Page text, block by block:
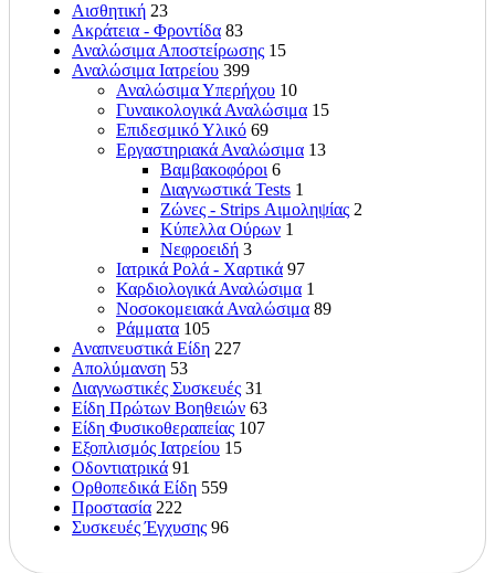
Αισθητική 23
Ακράτεια - Φροντίδα 83
Αναλώσιμα Αποστείρωσης 15
Αναλώσιμα Ιατρείου 399
Αναλώσιμα Υπερήχου 10
Γυναικολογικά Αναλώσιμα 15
Επιδεσμικό Υλικό 69
Εργαστηριακά Αναλώσιμα 13
Βαμβακοφόροι 6
Διαγνωστικά Tests 1
Ζώνες - Strips Αιμοληψίας 2
Κύπελλα Ούρων 1
Νεφροειδή 3
Ιατρικά Ρολά - Χαρτικά 97
Καρδιολογικά Αναλώσιμα 1
Νοσοκομειακά Αναλώσιμα 89
Ράμματα 105
Αναπνευστικά Είδη 227
Απολύμανση 53
Διαγνωστικές Συσκευές 31
Είδη Πρώτων Βοηθειών 63
Είδη Φυσικοθεραπείας 107
Εξοπλισμός Ιατρείου 15
Οδοντιατρικά 91
Ορθοπεδικά Είδη 559
Προστασία 222
Συσκευές Έγχυσης 96